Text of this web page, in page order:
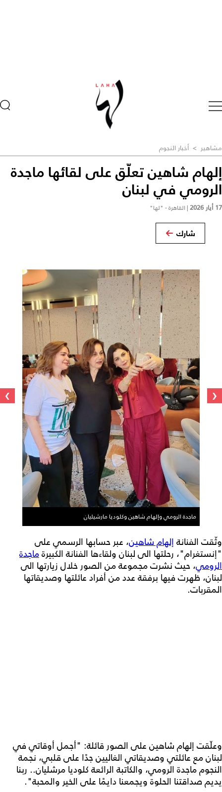
مشاهير > أخبار النجوم
إلهام شاهين تعلّق على لقائها ماجدة
الرومي في لبنان
17 أيار 2026 | القاهرة - "لها"
شارك
ماجدة الرومي وإلهام شاهين وكلوديا مارشيليان
‹
›
وثّقت الفنانة إلهام شاهين، عبر حسابها الرسمي على
"إنستغرام"، رحلتها الى لبنان ولقاءها الفنانة الكبيرةماجدة
الرومي، حيث نشرت مجموعة من الصور خلال زيارتها الى
لبنان، ظهرت فيها برفقة عدد من أفراد عائلتها وصديقاتها
المقربات.
وعلّقت إلهام شاهين على الصور قائلة: "أجمل أوقاتي في
لبنان مع عائلتي وصديقاتي الغاليين جدًا على قلبي، نجمة
النجوم ماجدة الرومي، والكاتبة الرائعة كلوديا مرشليان.. ربنا
يديم صداقتنا الحلوة ويجمعنا دايمًا على الخير والمحبة".